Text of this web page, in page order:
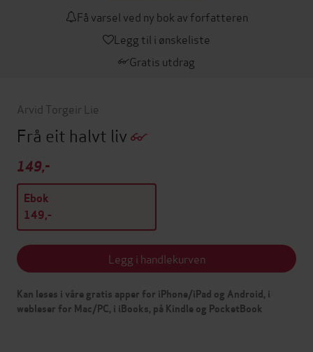
Få varsel ved ny bok av forfatteren
Legg til i ønskeliste
Gratis utdrag
Arvid Torgeir Lie
Frå eit halvt liv
149,-
Ebok
149,-
Legg i handlekurven
Kan leses i våre gratis apper for iPhone/iPad og Android, i
webleser for Mac/PC, i iBooks, på Kindle og PocketBook